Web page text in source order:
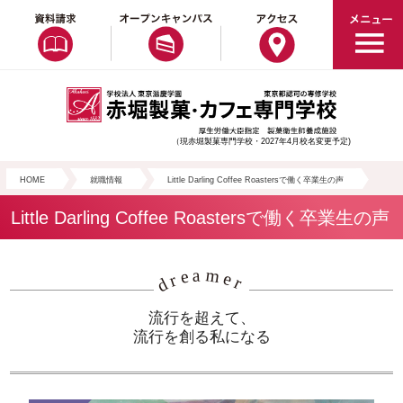
（現赤堀製菓専門学校・2027年4月校名変更予定)
HOME 就職情報 Little Darling Coffee Roastersで働く卒業生の声
Little Darling Coffee Roastersで働く卒業生の声
流行を超えて、
流行を創る私になる